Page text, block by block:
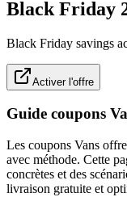
Black Friday
Black Friday savings
Activer l'offre
Guide coupons
Les coupons Vans
avec méthode. Cette
concrètes et des
livraison gratuite et